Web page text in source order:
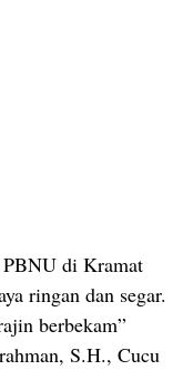
PBNU di Kramat
ringan dan segar.
berbekam”
S.H., Cucu